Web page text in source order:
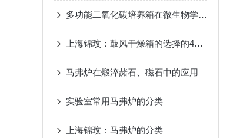
多功能二氧化碳培养箱在微生物学研究中的应用
上海锦玟：鼓风干燥箱的选择的4个注意事项
马弗炉在煅淬赭石、磁石中的应用
实验室常用马弗炉的分类
上海锦玟：马弗炉的分类